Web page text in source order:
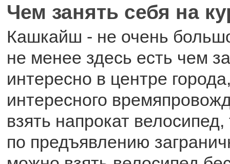
Чем занять себя на
Кашкайш - не очень
не менее здесь есть чем
интересно в центре
интересного
взять напрокат
по предъявлению